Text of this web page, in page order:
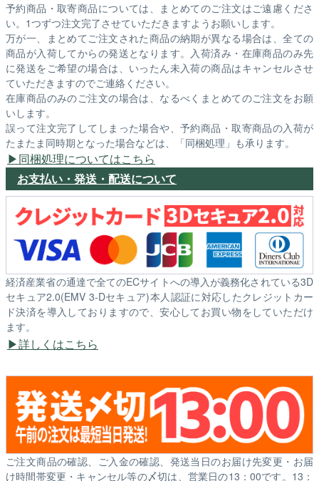
予約商品・取寄商品については、まとめてのご注文はご遠慮くださ
い。1つずつ注文完了させていただきますようお願いします。
万が一、まとめてご注文された商品の納期が異なる場合は、全ての
商品が入荷してからの発送となります。入荷済み・在庫商品のみ先
に発送をご希望の場合は、いったん未入荷の商品はキャンセルさせ
ていただきますのでご連絡ください。
在庫商品のみのご注文の場合は、なるべくまとめてのご注文をお願
いします。
誤って注文完了してしまった場合や、予約商品・取寄商品の入荷が
たまたま同時期となった場合などは、「同梱処理」も承ります。
同梱処理についてはこちら
お支払い・発送・配送について
経済産業省の通達で全てのECサイトへの導入が義務化されている3D
セキュア2.0(EMV 3-Dセキュア)本人認証に対応したクレジットカー
ド決済を導入しておりますので、安心してお買い物をしていただけ
ます。
詳しくはこちら
ご注文商品の確認、ご入金の確認、発送当日のお届け先変更・お届
け時間帯変更・キャンセル等の〆切は、営業日の13：00です。13：